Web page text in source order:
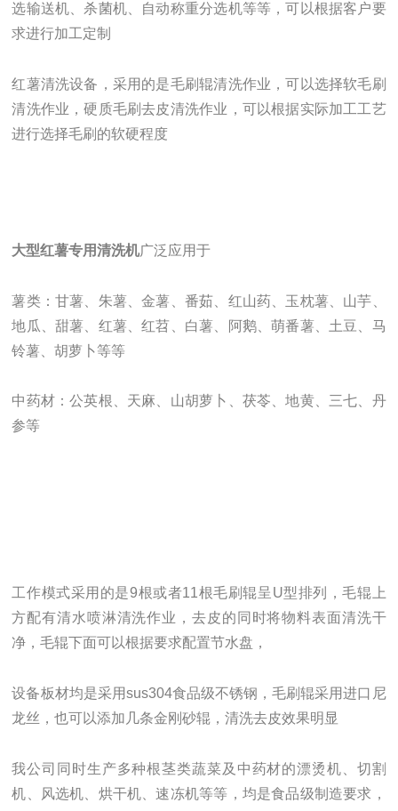
选输送机、杀菌机、自动称重分选机等等，可以根据客户要
求进行加工定制
红薯清洗设备，采用的是毛刷辊清洗作业，可以选择软毛刷
清洗作业，硬质毛刷去皮清洗作业，可以根据实际加工工艺
进行选择毛刷的软硬程度
大型红薯专用清洗机广泛应用于
薯类：甘薯、朱薯、金薯、番茹、红山药、玉枕薯、山芋、
地瓜、甜薯、红薯、红苕、白薯、阿鹅、萌番薯、土豆、马
铃薯、胡萝卜等等
中药材：公英根、天麻、山胡萝卜、茯苓、地黄、三七、丹
参等
工作模式采用的是9根或者11根毛刷辊呈U型排列，毛辊上
方配有清水喷淋清洗作业，去皮的同时将物料表面清洗干
净，毛辊下面可以根据要求配置节水盘，
设备板材均是采用sus304食品级不锈钢，毛刷辊采用进口尼
龙丝，也可以添加几条金刚砂辊，清洗去皮效果明显
我公司同时生产多种根茎类蔬菜及中药材的漂烫机、切割
机、风选机、烘干机、速冻机等等，均是食品级制造要求，